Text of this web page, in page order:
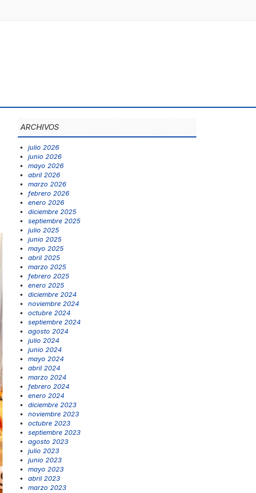
ARCHIVOS
julio 2026
junio 2026
mayo 2026
abril 2026
marzo 2026
febrero 2026
enero 2026
diciembre 2025
septiembre 2025
julio 2025
junio 2025
mayo 2025
abril 2025
marzo 2025
febrero 2025
enero 2025
diciembre 2024
noviembre 2024
octubre 2024
septiembre 2024
agosto 2024
julio 2024
junio 2024
mayo 2024
abril 2024
marzo 2024
febrero 2024
enero 2024
diciembre 2023
noviembre 2023
octubre 2023
septiembre 2023
agosto 2023
julio 2023
junio 2023
mayo 2023
abril 2023
marzo 2023